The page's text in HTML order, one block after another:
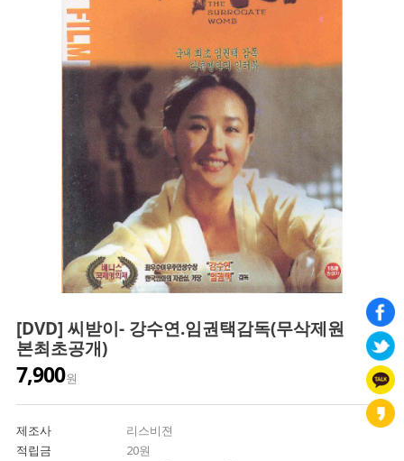
[DVD] 씨받이- 강수연.임권택감독(무삭제원
본최초공개)
7,900원
제조사
리스비젼
적립금
20원